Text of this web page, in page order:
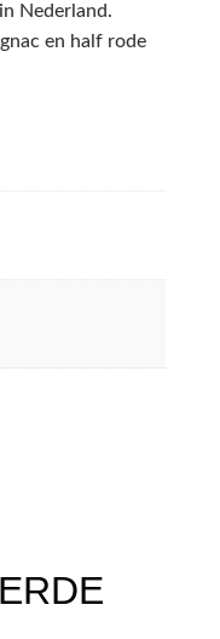
Nederland.
en half rode